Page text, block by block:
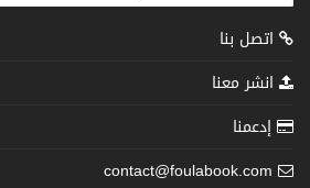
اتصل بنا
انشر معنا
إدعمنا
contact@foulabook.com